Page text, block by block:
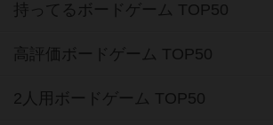
持ってるボードゲーム TOP50
高評価ボードゲーム TOP50
2人用ボードゲーム TOP50